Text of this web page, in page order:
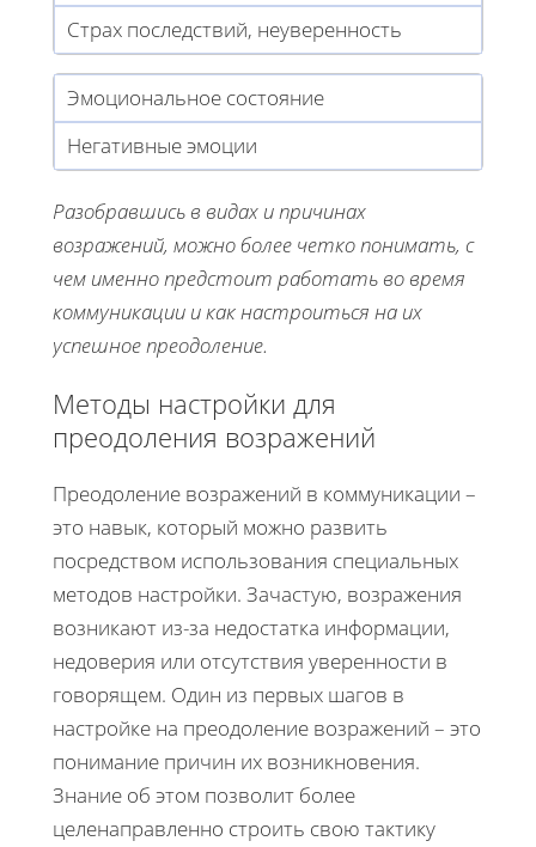
Страх последствий, неуверенность
Эмоциональное состояние
Негативные эмоции
Разобравшись в видах и причинах
возражений, можно более четко понимать, с
чем именно предстоит работать во время
коммуникации и как настроиться на их
успешное преодоление.
Методы настройки для
преодоления возражений
Преодоление возражений в коммуникации –
это навык, который можно развить
посредством использования специальных
методов настройки. Зачастую, возражения
возникают из-за недостатка информации,
недоверия или отсутствия уверенности в
говорящем. Один из первых шагов в
настройке на преодоление возражений – это
понимание причин их возникновения.
Знание об этом позволит более
целенаправленно строить свою тактику